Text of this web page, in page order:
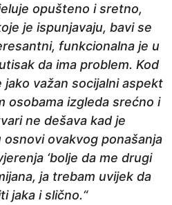
opušteno i sretno,
je ispunjavaju, bavi se
funkcionalna je u
da ima problem. Kod
važan socijalni aspekt
osobama izgleda srećno i
ne dešava kad je
osnovi ovakvog ponašanja
‘bolje da me drugi
ja trebam uvijek da
jaka i slično.“